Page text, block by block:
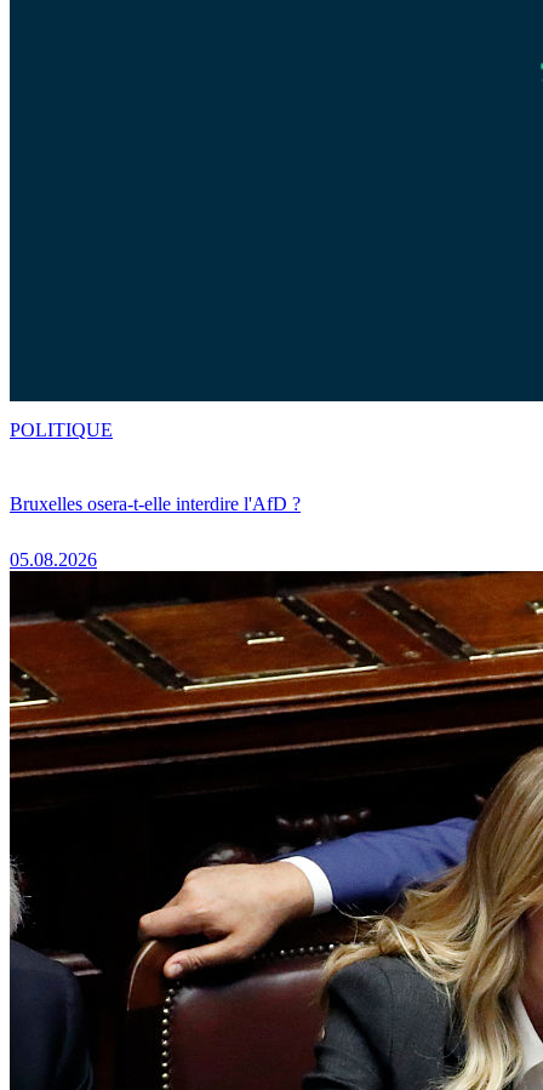
Bruxelles osera-t-elle interdire l'AfD ?
05.08.2026
POLITIQUE